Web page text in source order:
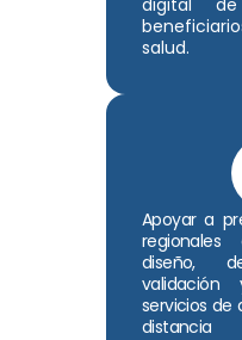
salud.
Apoyar a
diseño,
servicios de
distancia